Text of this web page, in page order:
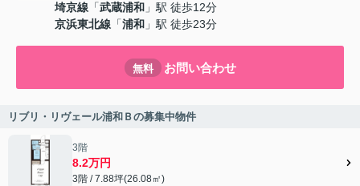
埼京線 「武蔵浦和 」駅 徒歩12分
京浜東北線 「浦和 」駅 徒歩23分
無料 お問い合わせ
リブリ・リヴェール浦和Ｂの募集中物件
3階
8.2万円
3階 / 7.88坪(26.08㎡)